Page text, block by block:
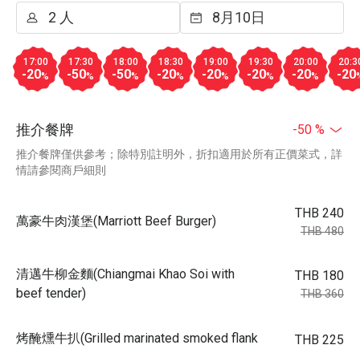
17:00
-20%
17:30
-50%
18:00
-50%
18:30
-20%
19:00
-20%
19:30
-20%
20:00
-20% -20
推介餐牌 -50 %
推介餐牌僅供參考；除特別註明外，折扣適用於所有正價菜式，詳
情請參閱商戶細則
萬豪牛肉漢堡(Marriott Beef Burger)
THB 240
THB 480
清邁牛柳金麵(Chiangmai Khao Soi with
beef tender)
THB 180
THB 360
烤醃燻牛扒(Grilled marinated smoked flank
THB 225